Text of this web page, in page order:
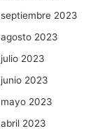
septiembre 2023
agosto 2023
julio 2023
junio 2023
mayo 2023
abril 2023